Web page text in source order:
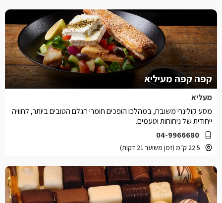
קפה קפה מעיליא
מעליא
04-9966680
22.5 ק״מ (זמן משוער 21 דקות)
מסע קולינרי משובח, במהלכו הופכים חומרי הגלם הטובים ביותר, לחוויה
ייחודית של ניחוחות וטעמים.